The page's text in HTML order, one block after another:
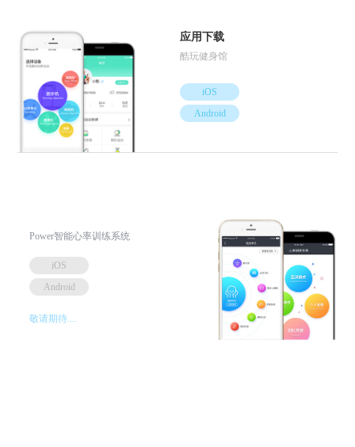
应用下载
酷玩健身馆
iOS
Android
Power智能心率训练系统
iOS
Android
敬请期待....